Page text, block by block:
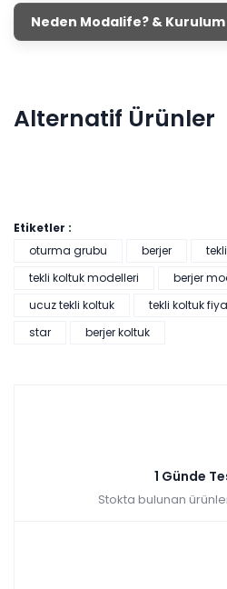
Neden Modalife? &
Alternatif Ürünler
Linen Berjer
Etiketler :
oturma grubu
berjer
tekli koltuk modelleri
berjer
ucuz tekli koltuk
tekli koltuk
star
berjer koltuk
1 Günde
Stokta bulunan